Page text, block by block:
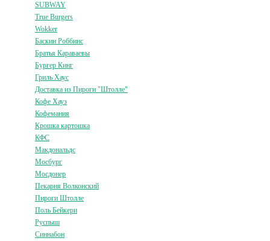
SUBWAY
True Burgers
Wokker
Баскин Роббинс
Братья Караваевы
Бургер Кинг
Гриль Хаус
Доставка из Пироги "Штолле"
Кофе Хауз
Кофемания
Крошка картошка
КФС
Макдональдс
Мосбург
Мосдонер
Пекарня Волконский
Пироги Штолле
Поль Бейкери
Руспыш
Синнабон